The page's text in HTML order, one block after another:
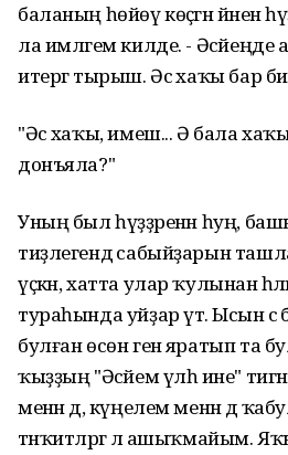
баланың һөйөү көҫәгән йәнен
ла имләгем килде. - Әсәйеңде
итергә тырыш. Әсә хаҡы бар
"Әсә хаҡы, имеш... Ә бала
донъяла?"
Уның был һүҙҙәренән һуң,
тиҙлегендә сабыйҙарын
үҫкән, хатта улар ҡулынан
тураһында уйҙар үтә. Ысын әсә
булған өсөн генә яратып та
ҡыҙҙың "Әсәйем үлһә ине"
менән дә, күңелем менән дә
тәнҡитләргә лә ашыҡмайым.